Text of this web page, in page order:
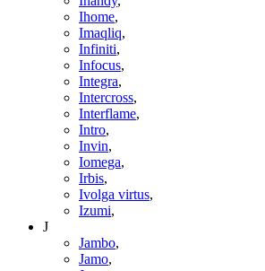
Ihome,
Imaqliq,
Infiniti,
Infocus,
Integra,
Intercross,
Interflame,
Intro,
Invin,
Iomega,
Irbis,
Ivolga virtus,
Izumi,
J
Jambo,
Jamo,